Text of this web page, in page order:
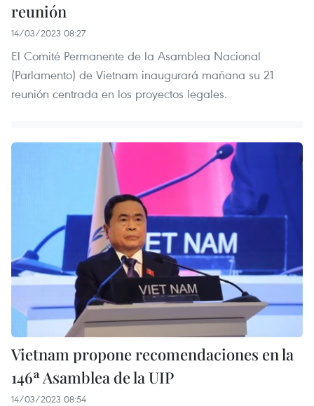
reunión
14/03/2023 08:27
El Comité Permanente de la Asamblea Nacional
(Parlamento) de Vietnam inaugurará mañana su 21
reunión centrada en los proyectos legales.
Vietnam propone recomendaciones en la
146ª Asamblea de la UIP
14/03/2023 08:54